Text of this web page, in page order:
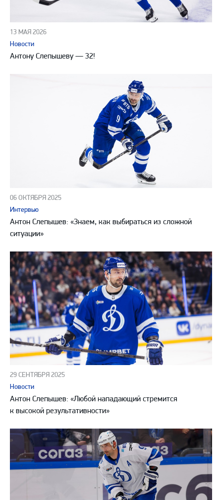
13 МАЯ 2026
Новости
Антону Слепышеву — 32!
06 ОКТЯБРЯ 2025
Интервью
Антон Слепышев: «Знаем, как выбираться из сложной
ситуации»
29 СЕНТЯБРЯ 2025
Новости
Антон Слепышев: «Любой нападающий стремится
к высокой результативности»